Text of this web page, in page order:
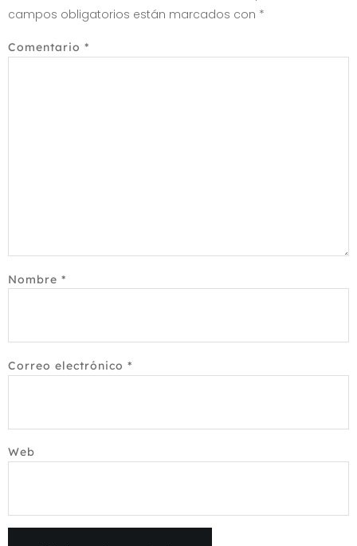
campos obligatorios están marcados con *
Comentario *
Nombre *
Correo electrónico *
Web